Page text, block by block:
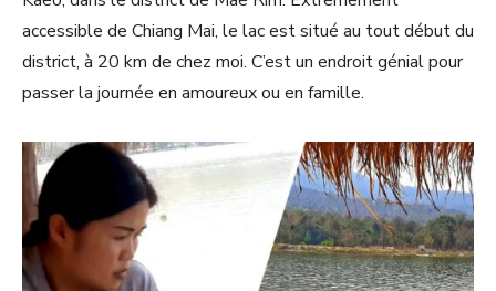
accessible de Chiang Mai, le lac est situé au tout début du
district, à 20 km de chez moi. C’est un endroit génial pour
passer la journée en amoureux ou en famille.